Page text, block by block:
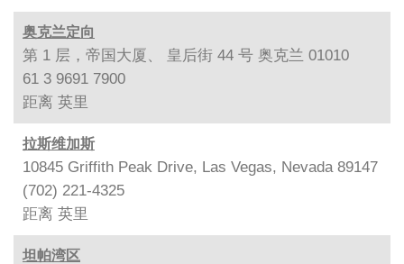
奥克兰定向
第 1 层，帝国大厦、 皇后街 44 号 奥克兰 01010
61 3 9691 7900
距离 英里
拉斯维加斯
10845 Griffith Peak Drive, Las Vegas, Nevada 89147
(702) 221-4325
距离 英里
坦帕湾区